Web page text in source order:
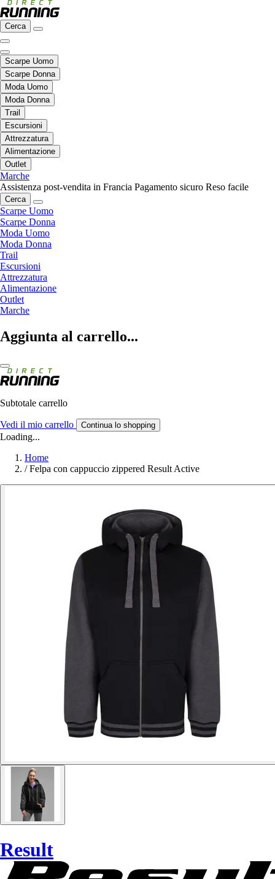
Cerca
Scarpe Uomo
Scarpe Donna
Moda Uomo
Moda Donna
Trail
Escursioni
Attrezzatura
Alimentazione
Outlet
Marche
Assistenza post-vendita in Francia Pagamento sicuro Reso facile
Cerca
Scarpe Uomo
Scarpe Donna
Moda Uomo
Moda Donna
Trail
Escursioni
Attrezzatura
Alimentazione
Outlet
Marche
Aggiunta al carrello...
Subtotale carrello
Vedi il mio carrello Continua lo shopping
Loading...
Home
/ Felpa con cappuccio zippered Result Active
Result